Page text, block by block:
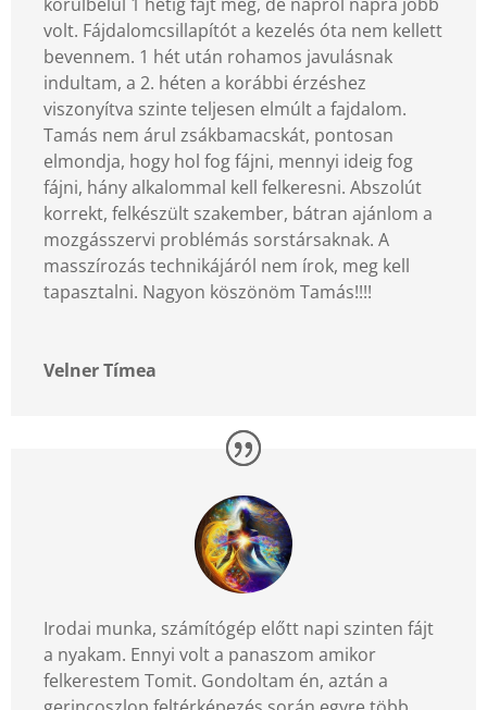
volt. Fájdalomcsillapítót a kezelés óta nem kellett
bevennem. 1 hét után rohamos javulásnak
indultam, a 2. héten a korábbi érzéshez
viszonyítva szinte teljesen elmúlt a fajdalom.
Tamás nem árul zsákbamacskát, pontosan
elmondja, hogy hol fog fájni, mennyi ideig fog
fájni, hány alkalommal kell felkeresni. Abszolút
korrekt, felkészült szakember, bátran ajánlom a
mozgásszervi problémás sorstársaknak. A
masszírozás technikájáról nem írok, meg kell
tapasztalni. Nagyon köszönöm Tamás!!!!
Velner Tímea
Irodai munka, számítógép előtt napi szinten fájt
a nyakam. Ennyi volt a panaszom amikor
felkerestem Tomit. Gondoltam én, aztán a